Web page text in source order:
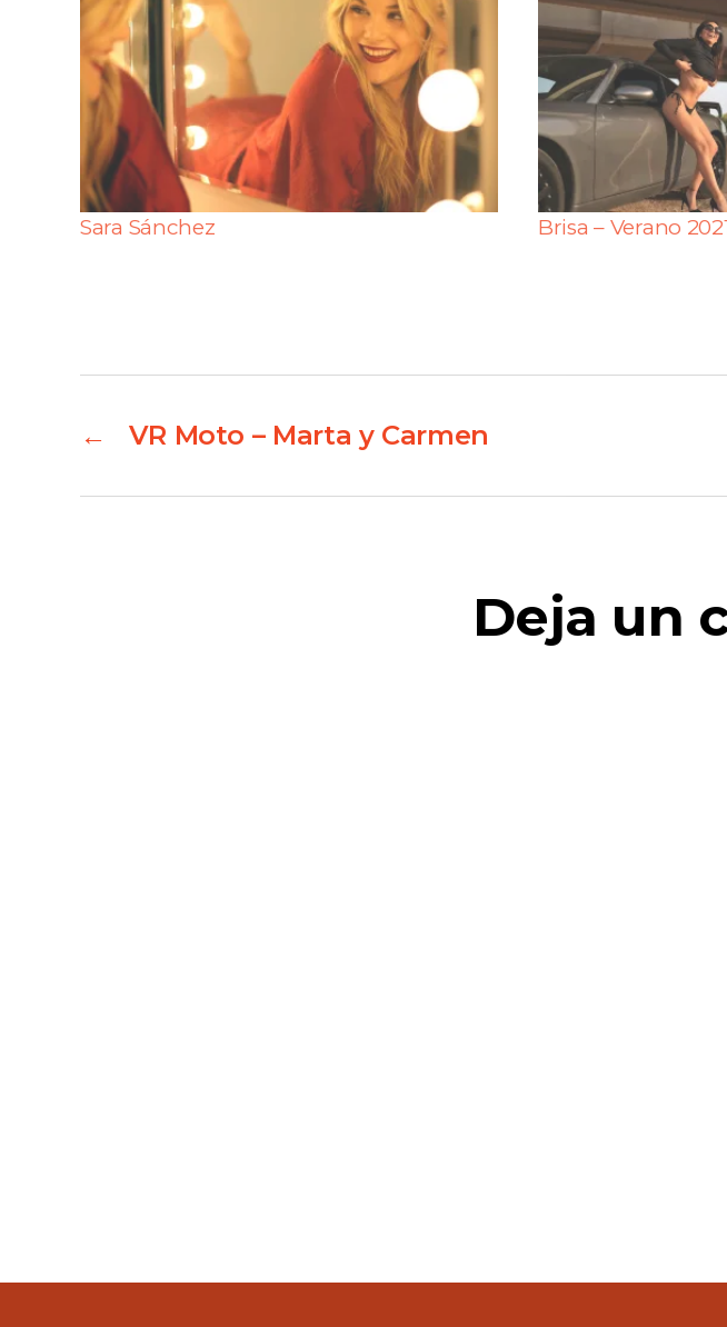
Sara Sánchez Brisa – Verano
← VR Moto – Marta y Carmen
Deja un